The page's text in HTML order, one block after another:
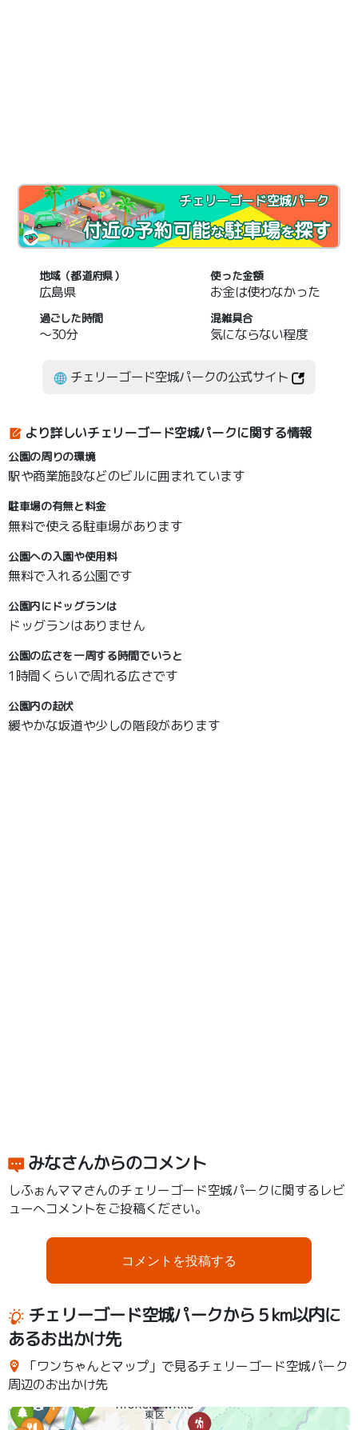
チェリーゴード空城パーク
地域（都道府県）
広島県
使った金額
お金は使わなかった
過ごした時間
～30分
混雑具合
気にならない程度
チェリーゴード空城パークの公式サイト
より詳しいチェリーゴード空城パークに関する情報
公園の周りの環境
駅や商業施設などのビルに囲まれています
駐車場の有無と料金
無料で使える駐車場があります
公園への入園や使用料
無料で入れる公園です
公園内にドッグランは
ドッグランはありません
公園の広さを一周する時間でいうと
1時間くらいで周れる広さです
公園内の起伏
緩やかな坂道や少しの階段があります
みなさんからのコメント
しふぉんママさんのチェリーゴード空城パークに関するレビ
ューへコメントをご投稿ください。
コメントを投稿する
チェリーゴード空城パークから５km以内に
あるお出かけ先
「ワンちゃんとマップ」で見るチェリーゴード空城パーク
周辺のお出かけ先